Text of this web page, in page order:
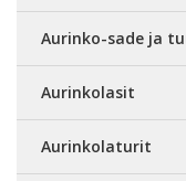
Aurinko-sade ja
Aurinkolasit
Aurinkolaturit